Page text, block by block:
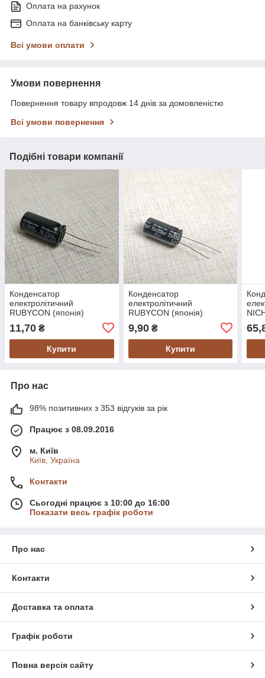
Оплата на рахунок
Оплата на банківську карту
Всі умови оплати
Умови повернення
Повернення товару впродовж 14 днів за домовленістю
Всі умови повернення
Подібні товари компанії
Конденсатор
електролітичний
RUBYCON (японія)
3300mF х 16V, Ø13 х 25
мм, 105°, Low Impedance
11,70 ₴
Купити
Конденсатор
електролітичний
RUBYCON (японія)
1200mF х 35V, Ø13 х 25
мм, 105°, Low Impedance
9,90₴
Купити
Low
Про нас
98% позитивних з 353 відгуків за рік
Працює з 08.09.2016
м. Київ
Київ, Україна
Контакти
Сьогодні працює з 10:00 до 16:00
Показати весь графік роботи
Про нас
Контакти
Доставка та оплата
Графік роботи
Повна версія сайту